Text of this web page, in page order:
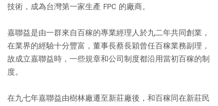
技術，成為台灣第一家生產 FPC 的廠商。
嘉聯益是由一群來自百稼的專業經理人於九二年共同創業，
在業界的經驗十分豐富，董事長蔡長穎曾任百稼業務副理，
故成立嘉聯益時，一些規章和公司制度都沿用當初百稼的制
度。
在九七年嘉聯益由樹林廠遷至新莊廠後，和百稼同在新莊民